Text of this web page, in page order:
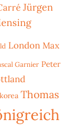
Jürgen
London Max
Garnier Peter
Thomas